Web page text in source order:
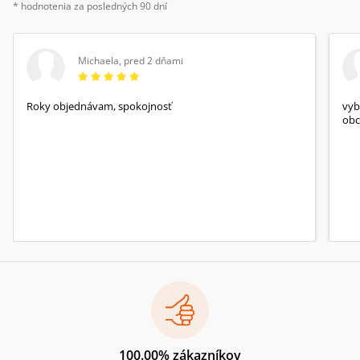
* hodnotenia za posledných 90 dní
Michaela, pred 2 dňami
Roky objednávam, spokojnosť
100.00% zákazníkov